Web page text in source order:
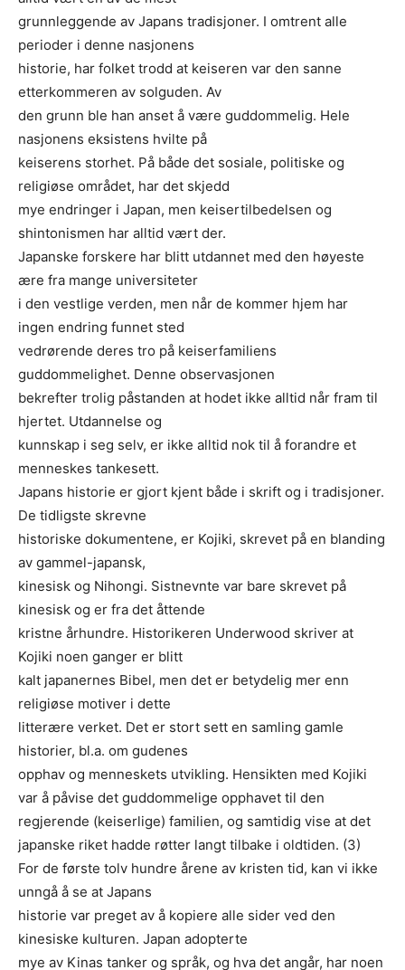
grunnleggende av Japans tradisjoner. I omtrent alle
perioder i denne nasjonens
historie, har folket trodd at keiseren var den sanne
etterkommeren av solguden. Av
den grunn ble han anset å være guddommelig. Hele
nasjonens eksistens hvilte på
keiserens storhet. På både det sosiale, politiske og
religiøse området, har det skjedd
mye endringer i Japan, men keisertilbedelsen og
shintonismen har alltid vært der.
Japanske forskere har blitt utdannet med den høyeste
ære fra mange universiteter
i den vestlige verden, men når de kommer hjem har
ingen endring funnet sted
vedrørende deres tro på keiserfamiliens
guddommelighet. Denne observasjonen
bekrefter trolig påstanden at hodet ikke alltid når fram til
hjertet. Utdannelse og
kunnskap i seg selv, er ikke alltid nok til å forandre et
menneskes tankesett.
Japans historie er gjort kjent både i skrift og i tradisjoner.
De tidligste skrevne
historiske dokumentene, er Kojiki, skrevet på en blanding
av gammel-japansk,
kinesisk og Nihongi. Sistnevnte var bare skrevet på
kinesisk og er fra det åttende
kristne århundre. Historikeren Underwood skriver at
Kojiki noen ganger er blitt
kalt japanernes Bibel, men det er betydelig mer enn
religiøse motiver i dette
litterære verket. Det er stort sett en samling gamle
historier, bl.a. om gudenes
opphav og menneskets utvikling. Hensikten med Kojiki
var å påvise det guddommelige opphavet til den
regjerende (keiserlige) familien, og samtidig vise at det
japanske riket hadde røtter langt tilbake i oldtiden. (3)
For de første tolv hundre årene av kristen tid, kan vi ikke
unngå å se at Japans
historie var preget av å kopiere alle sider ved den
kinesiske kulturen. Japan adopterte
mye av Kinas tanker og språk, og hva det angår, har noen